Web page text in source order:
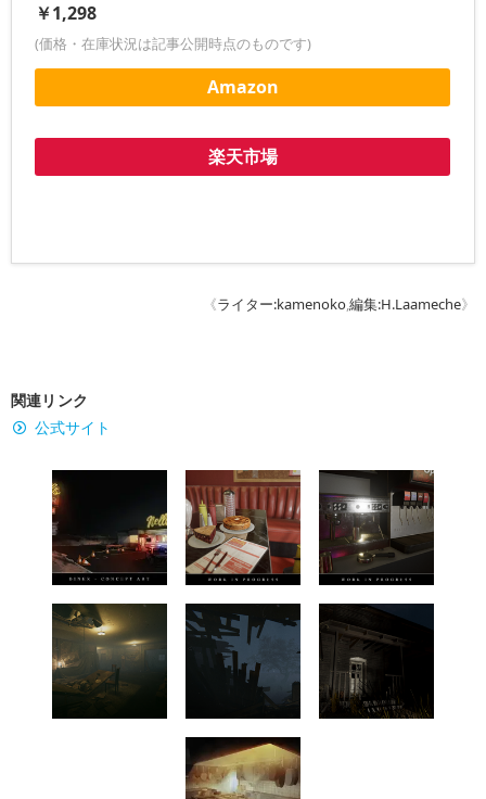
￥1,298
(価格・在庫状況は記事公開時点のものです)
Amazon
楽天市場
《ライター:kamenoko,編集:H.Laameche》
関連リンク
公式サイト